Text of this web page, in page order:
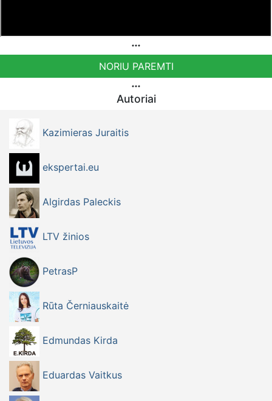
NORIU PAREMTI
Autoriai
Kazimieras Juraitis
ekspertai.eu
Algirdas Paleckis
LTV žinios
PetrasP
Rūta Černiauskaitė
Edmundas Kirda
Eduardas Vaitkus